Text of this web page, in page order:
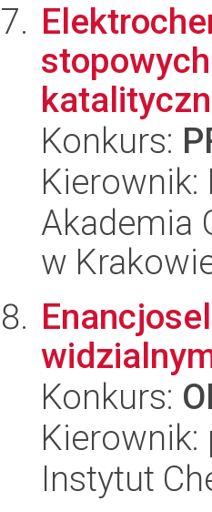
Konkurs:
Kierownik:
Akademia
w
Konkurs:
Kierownik:
Instytut